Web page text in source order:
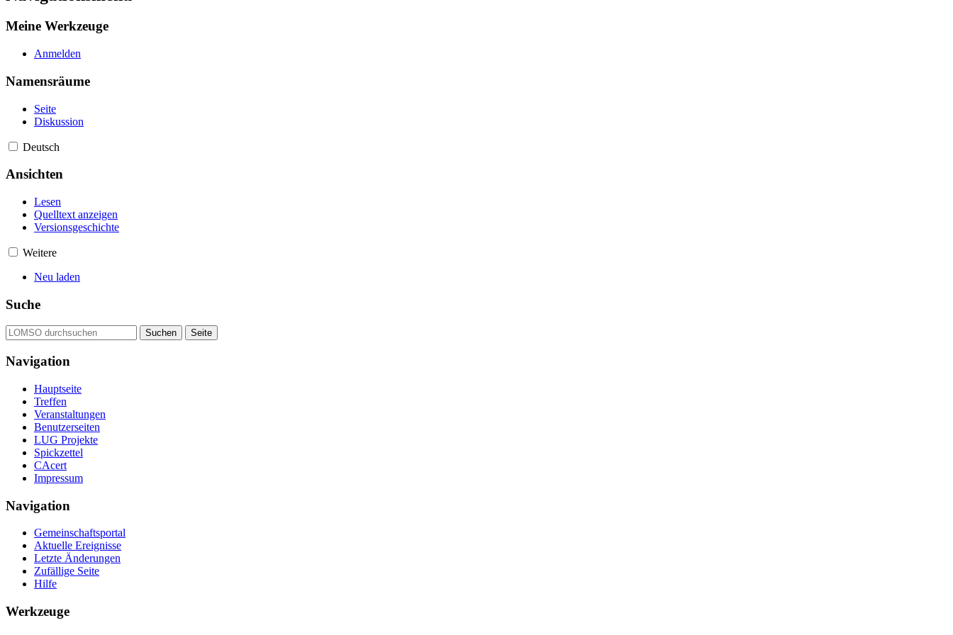
Meine Werkzeuge
Anmelden
Namensräume
Seite
Diskussion
Deutsch
Ansichten
Lesen
Quelltext anzeigen
Versionsgeschichte
Weitere
Neu laden
Suche
Navigation
Hauptseite
Treffen
Veranstaltungen
Benutzerseiten
LUG Projekte
Spickzettel
CAcert
Impressum
Navigation
Gemeinschafts­portal
Aktuelle Ereignisse
Letzte Änderungen
Zufällige Seite
Hilfe
Werkzeuge